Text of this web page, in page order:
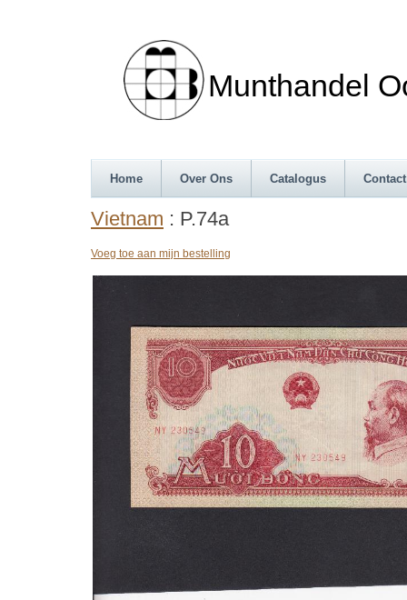
Munthandel
Home Over Ons Catalogus Contact
Vietnam : P.74a
Voeg toe aan mijn bestelling